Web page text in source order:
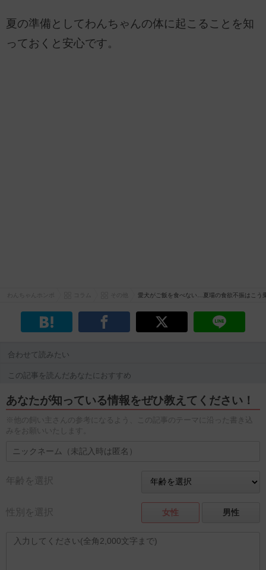
夏の準備としてわんちゃんの体に起こることを知
っておくと安心です。
その他 愛犬がご飯を食べない…夏場の食欲不振はこう
合わせて読みたい
この記事を読んだあなたにおすすめ
あなたが知っている情報をぜひ教えてください！
※他の飼い主さんの参考になるよう、この記事のテーマに沿った書き込
みをお願いいたします。
年齢を選択
性別を選択 女性 男性